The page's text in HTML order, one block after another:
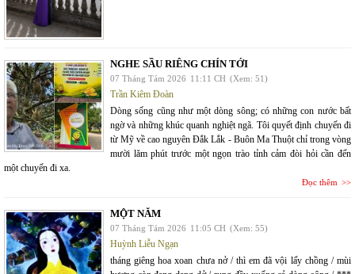
NGHE SẦU RIÊNG CHÍN TỚI
07 Tháng Tám 2026 11:11 CH (Xem: 51)
Trần Kiêm Đoàn
Dòng sống cũng như một dòng sông; có những con nước bất
ngờ và những khúc quanh nghiệt ngã. Tôi quyết định chuyến đi
từ Mỹ về cao nguyên Đắk Lắk - Buôn Ma Thuột chỉ trong vòng
mười lăm phút trước một ngọn trào tỉnh cảm đòi hỏi cần đến
một chuyến đi xa.
Đọc thêm
MỘT NĂM
07 Tháng Tám 2026 11:05 CH (Xem: 55)
Huỳnh Liễu Ngạn
tháng giêng hoa xoan chưa nở / thì em đã vội lấy chồng / mùi